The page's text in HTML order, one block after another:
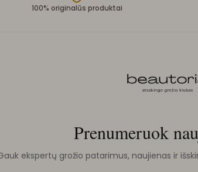
100% originalūs produktai
Prenumeruok
ekspertų grožio patarimus, naujienas ir